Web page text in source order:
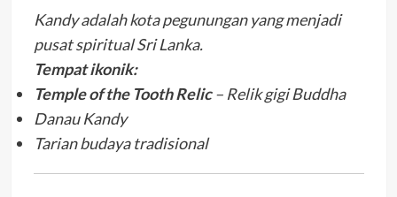
Kandy adalah kota pegunungan yang menjadi
pusat spiritual Sri Lanka.
Tempat ikonik:
Temple of the Tooth Relic– Relik gigi Buddha
Danau Kandy
Tarian budaya tradisional